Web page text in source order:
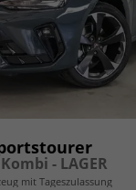
- LAGER
mit Tageszulassung